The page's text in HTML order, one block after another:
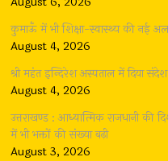
कुमाऊँ में भी शिक्षा-स्वास्थ्य की नई
August 4, 2026
श्री महंत इन्दिरेश अस्पताल में दिया
August 4, 2026
उत्तराखण्ड : आध्यात्मिक राजधानी की
में भी भक्तों की संख्या बढ़ी
August 3, 2026